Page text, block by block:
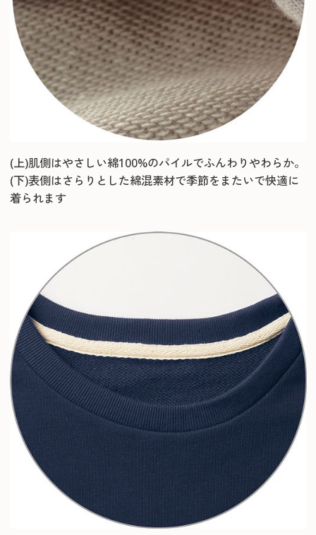
(上)肌側はやさしい綿100%のパイルでふんわりやわらか。
(下)表側はさらりとした綿混素材で季節をまたいで快適に
着られます